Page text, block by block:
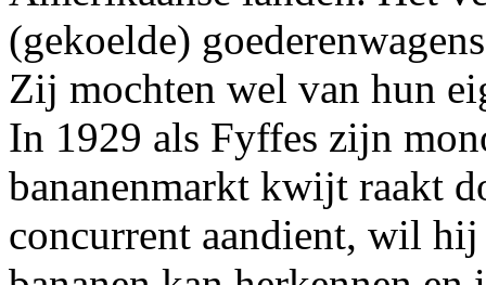
(gekoelde)
Zij mochten wel van hun
In 1929 als Fyffes zijn
bananenmarkt kwijt raakt
concurrent aandient, wil